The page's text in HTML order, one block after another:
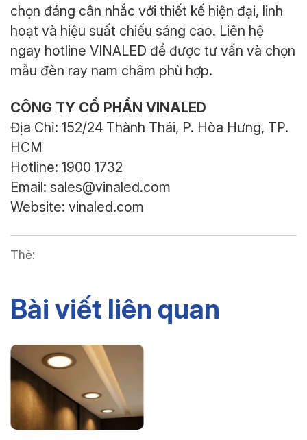
chọn đáng cân nhắc với thiết kế hiện đại, linh
hoạt và hiệu suất chiếu sáng cao. Liên hệ
ngay hotline VINALED để được tư vấn và chọn
mẫu đèn ray nam châm phù hợp.
CÔNG TY CỔ PHẦN VINALED
Địa Chỉ: 152/24 Thành Thái, P. Hòa Hưng, TP.
HCM
Hotline: 1900 1732
Email: sales@vinaled.com
Website: vinaled.com
Thẻ:
Bài viết liên quan